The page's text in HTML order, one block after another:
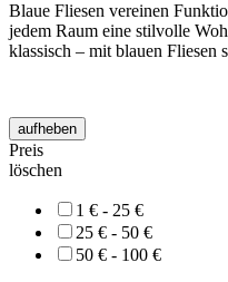
Blaue Fliesen vereinen
jedem Raum eine stilvolle
klassisch – mit blauen Fliesen
aufheben
Preis
löschen
1 € - 25 €
25 € - 50 €
50 € - 100 €